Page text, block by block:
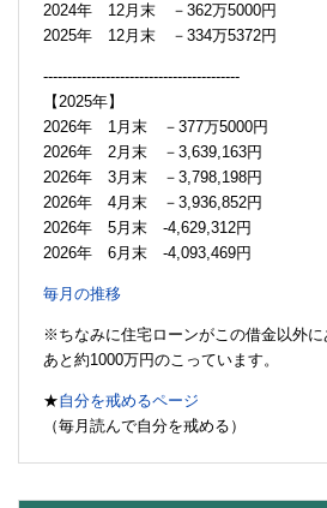
2024年 12月末 －362万5000円
2025年 12月末 －334万5372円
-----------------------------------------
【2025年】
2026年 1月末 －377万5000円
2026年 2月末 －3,639,163円
2026年 3月末 －3,798,198円
2026年 4月末 －3,936,852円
2026年 5月末 -4,629,312円
2026年 6月末 -4,093,469円
毎月の推移
※ちなみに住宅ローンがこの借金以外に
あと約1000万円のこっています。
★自分を戒めるページ
（毎月読んで自分を戒める）